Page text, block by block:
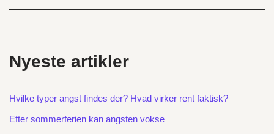
Nyeste artikler
Hvilke typer angst findes der? Hvad virker rent faktisk?
Efter sommerferien kan angsten vokse